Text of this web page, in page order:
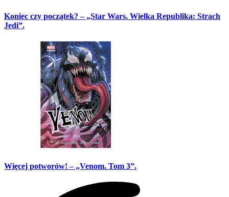
Koniec czy początek? – „Star Wars. Wielka Republika: Strach
Jedi”.
Więcej potworów! – „Venom. Tom 3”.